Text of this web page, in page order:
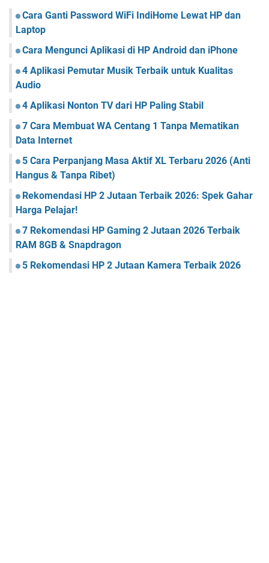
Cara Ganti Password WiFi IndiHome Lewat HP dan
Laptop
Cara Mengunci Aplikasi di HP Android dan iPhone
4 Aplikasi Pemutar Musik Terbaik untuk Kualitas
Audio
4 Aplikasi Nonton TV dari HP Paling Stabil
7 Cara Membuat WA Centang 1 Tanpa Mematikan
Data Internet
5 Cara Perpanjang Masa Aktif XL Terbaru 2026 (Anti
Hangus & Tanpa Ribet)
Rekomendasi HP 2 Jutaan Terbaik 2026: Spek Gahar
Harga Pelajar!
7 Rekomendasi HP Gaming 2 Jutaan 2026 Terbaik
RAM 8GB & Snapdragon
5 Rekomendasi HP 2 Jutaan Kamera Terbaik 2026